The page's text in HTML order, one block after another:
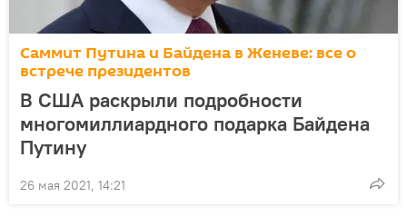
Саммит Путина и Байдена в Женеве: все о
встрече президентов
В США раскрыли подробности
многомиллиардного подарка Байдена
Путину
26 мая 2021, 14:21